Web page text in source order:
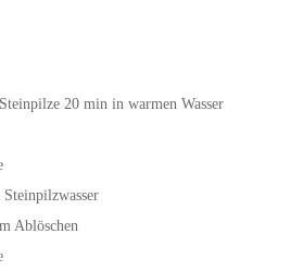
20 min in warmen Wasser
Ablöschen